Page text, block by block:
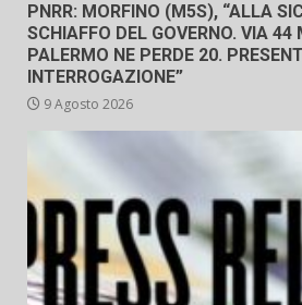
PNRR: MORFINO (M5S), “ALLA
SCHIAFFO DEL GOVERNO. VIA 44
PALERMO NE PERDE 20.
INTERROGAZIONE”
9 Agosto 2026